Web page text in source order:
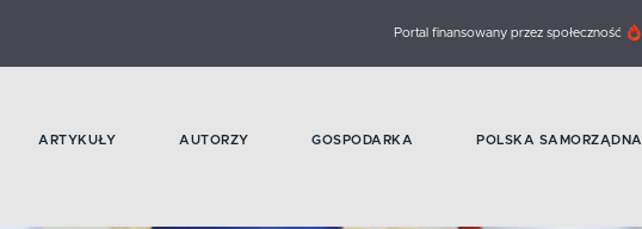
Portal finansowany przez społeczność
ARTYKUŁY AUTORZY GOSPODARKA POLSKA SAMORZĄDNA